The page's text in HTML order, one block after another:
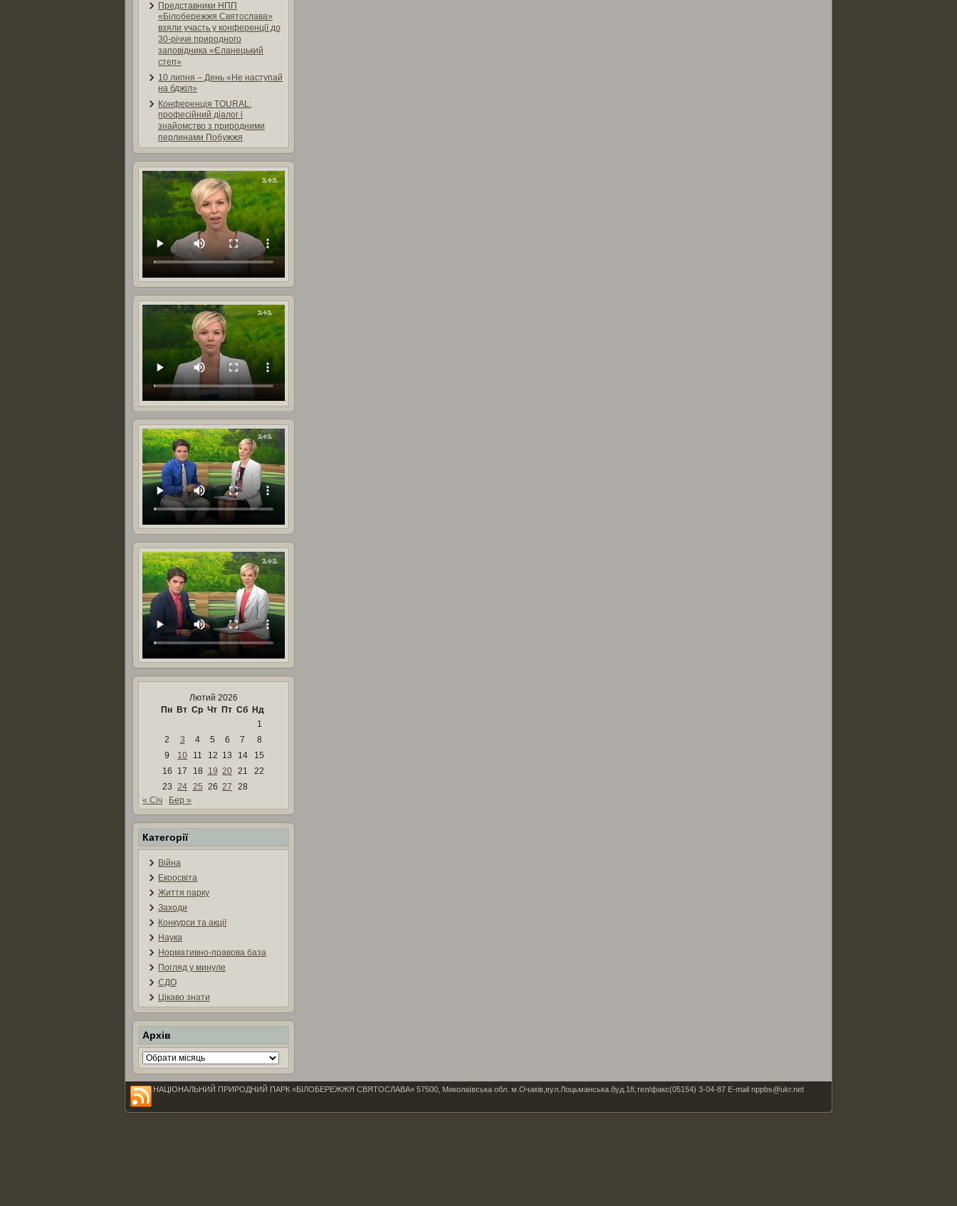
Представники НПП
«Білобережжя Святослава»
взяли участь у конференції до
30-річчя природного
заповідника «Єланецький
степ»
10 липня – День «Не наступай
на бджіл»
Конференція TOURAL:
професійний діалог і
знайомство з природними
перлинами Побужжя
Лютий 2026
Пн
Вт Ср Чт Пт Сб
Нд
1
2
3 4 5 6 7
8
9
10 11 12 13 14
15
16
17 18 19 20 21
22
23 24 25 26 27
28
« Січ
Бер »
Категорії
Війна
Екоосвіта
Життя парку
Заходи
Конкурси та акції
Наука
Нормативно-правова база
Погляд у минуле
СДО
Цікаво знати
Архів
Архів
НАЦІОНАЛЬНИЙ ПРИРОДНИЙ ПАРК «БІЛОБЕРЕЖЖЯ СВЯТОСЛАВА» 57500, Миколаївська обл. м.Очаків,вул.Лоцьманська.буд.18,тел/факс(05154) 3-04-87 E-mail nppbs@ukr.net